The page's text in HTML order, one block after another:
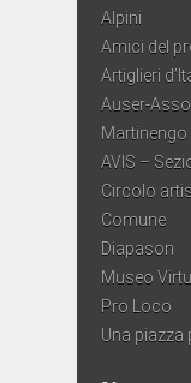
Alpini
Amici del
Artiglieri
Auser-
Martinengo
AVIS –
Circolo
Comune
Diapason
Museo
Pro Loco
Una piazza